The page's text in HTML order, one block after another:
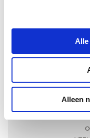
Alle
Alleen